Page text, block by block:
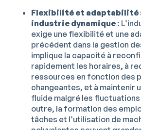
Flexibilité et adaptabilité :
industrie dynamique :
exige une flexibilité et une
précédent dans la gestion
implique la capacité à
rapidement les horaires, à
ressources en fonction des
changeantes, et à maintenir
fluide malgré les fluctuations
outre, la formation des
tâches et l’utilisation de